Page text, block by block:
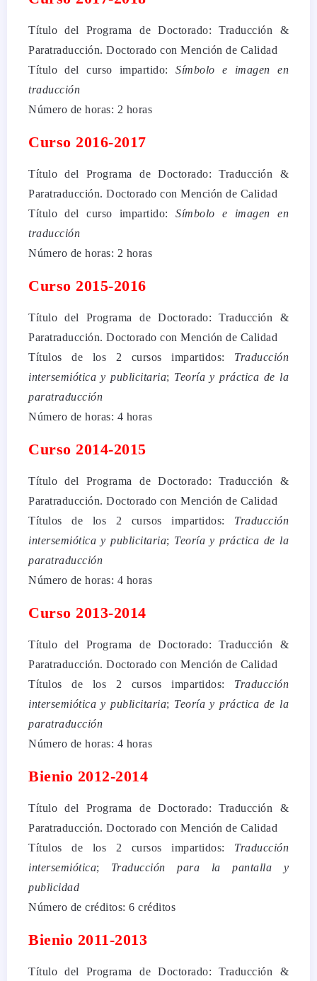
Título del Programa de Doctorado: Traducción &
Paratraducción. Doctorado con Mención de Calidad
Título del curso impartido:Símbolo e imagen en
traducción
Número de horas: 2 horas
Curso 2016-2017
Título del Programa de Doctorado: Traducción &
Paratraducción. Doctorado con Mención de Calidad
Título del curso impartido:Símbolo e imagen en
traducción
Número de horas: 2 horas
Curso 2015-2016
Título del Programa de Doctorado: Traducción &
Paratraducción. Doctorado con Mención de Calidad
Títulos de los 2 cursos impartidos: Traducción
intersemiótica y publicitaria; Teoría y práctica de la
paratraducción
Número de horas: 4 horas
Curso 2014-2015
Título del Programa de Doctorado: Traducción &
Paratraducción. Doctorado con Mención de Calidad
Títulos de los 2 cursos impartidos: Traducción
intersemiótica y publicitaria; Teoría y práctica de la
paratraducción
Número de horas: 4 horas
Curso 2013-2014
Título del Programa de Doctorado: Traducción &
Paratraducción. Doctorado con Mención de Calidad
Títulos de los 2 cursos impartidos: Traducción
intersemiótica y publicitaria; Teoría y práctica de la
paratraducción
Número de horas: 4 horas
Bienio 2012-2014
Título del Programa de Doctorado: Traducción &
Paratraducción. Doctorado con Mención de Calidad
Títulos de los 2 cursos impartidos: Traducción
intersemiótica; Traducción para la pantalla y
publicidad
Número de créditos: 6 créditos
Bienio 2011-2013
Título del Programa de Doctorado: Traducción &